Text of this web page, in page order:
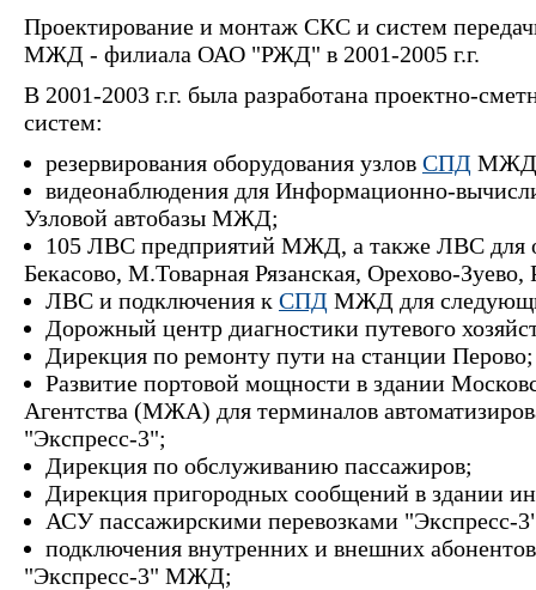
Проектирование и монтаж СКС и систем
МЖД - филиала ОАО "РЖД" в 2001-2005 г.г.
В 2001-2003 г.г. была разработана проектно-
систем:
резервирования оборудования узлов СПД
видеонаблюдения для Информационно-
Узловой автобазы МЖД;
105 ЛВС предприятий МЖД, а также ЛВС
Бекасово, М.Товарная Рязанская, Орехово-Зуево,
ЛВС и подключения к СПД МЖД для
Дорожный центр диагностики путевого
Дирекция по ремонту пути на станции Перово;
Развитие портовой мощности в здании
Агентства (МЖА) для терминалов
"Экспресс-3";
Дирекция по обслуживанию пассажиров;
Дирекция пригородных сообщений в здании
АСУ пассажирскими перевозками
подключения внутренних и внешних
"Экспресс-3" МЖД;